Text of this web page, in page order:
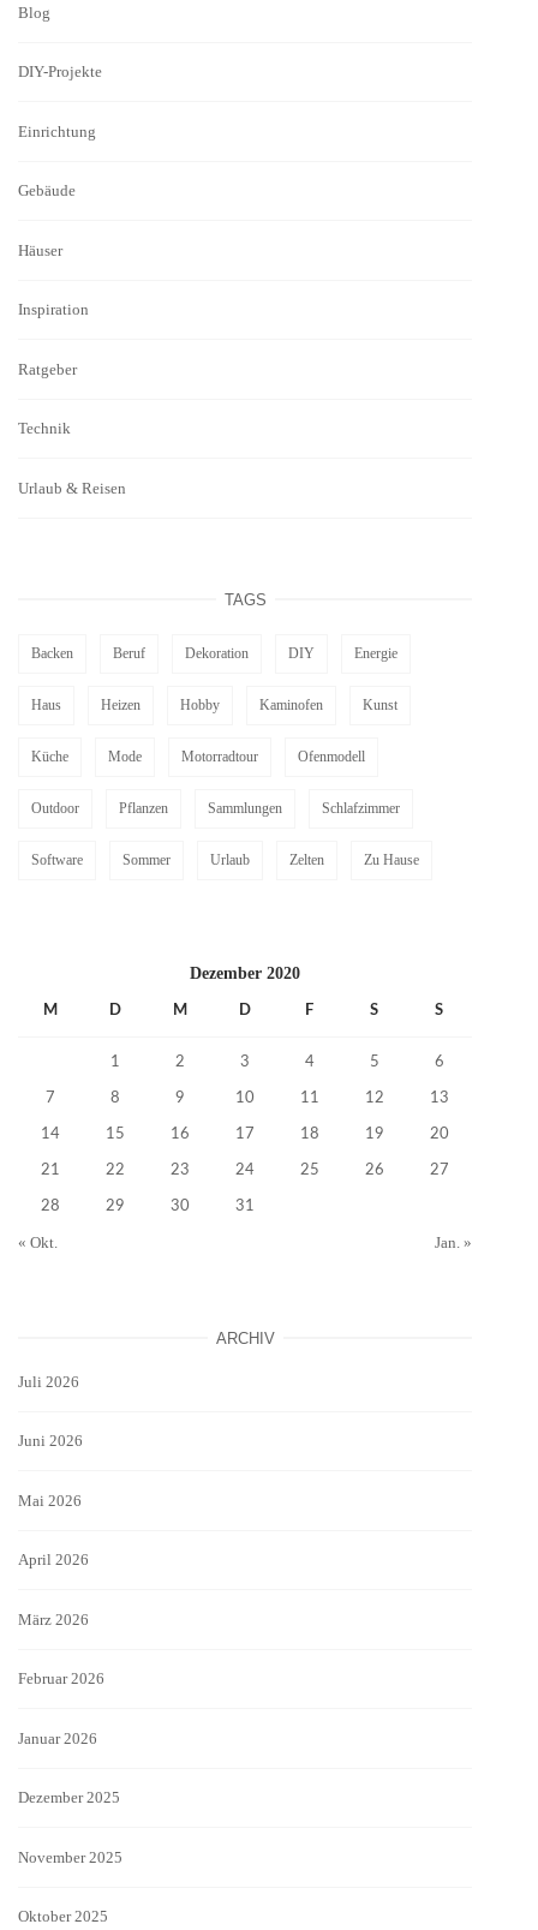
Blog
DIY-Projekte
Einrichtung
Gebäude
Häuser
Inspiration
Ratgeber
Technik
Urlaub & Reisen
TAGS
Backen Beruf Dekoration DIY Energie
Haus Heizen Hobby Kaminofen Kunst
Küche Mode Motorradtour Ofenmodell
Outdoor Pflanzen Sammlungen Schlafzimmer
Software Sommer Urlaub Zelten Zu Hause
Dezember 2020
M D M D F S S
1 2 3 4 5 6
7 8 9 10 11 12 13
14 15 16 17 18 19 20
21 22 23 24 25 26 27
28 29 30 31
« Okt. Jan. »
ARCHIV
Juli 2026
Juni 2026
Mai 2026
April 2026
März 2026
Februar 2026
Januar 2026
Dezember 2025
November 2025
Oktober 2025